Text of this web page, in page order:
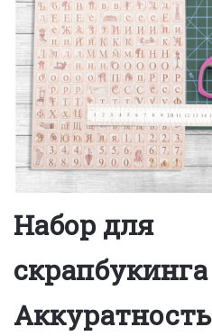
Набор для
скрапбукинга
Аккуратность